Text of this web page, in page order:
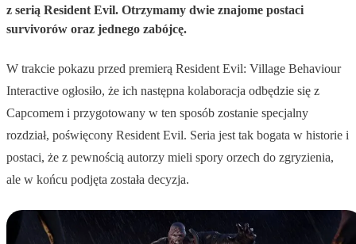
z serią Resident Evil. Otrzymamy dwie znajome postaci
survivorów oraz jednego zabójcę.
W trakcie pokazu przed premierą Resident Evil: Village Behaviour
Interactive ogłosiło, że ich następna kolaboracja odbędzie się z
Capcomem i przygotowany w ten sposób zostanie specjalny
rozdział, poświęcony Resident Evil. Seria jest tak bogata w historie i
postaci, że z pewnością autorzy mieli spory orzech do zgryzienia,
ale w końcu podjęta została decyzja.